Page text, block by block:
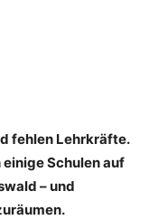
fehlen Lehrkräfte.
Schulen auf
– und